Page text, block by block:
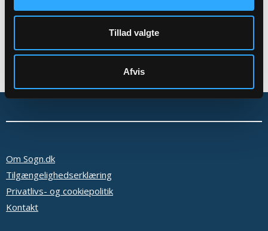
Tillad valgte
Afvis
Om Sogn.dk
Tilgængelighedserklæring
Privatlivs- og cookiepolitik
Kontakt